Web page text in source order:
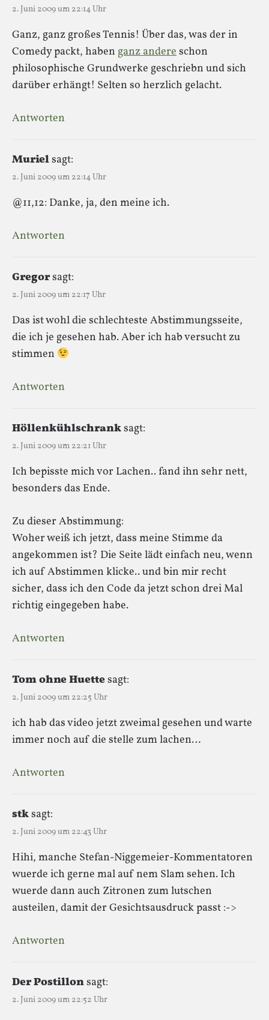
2. Juni 2009 um 22:14 Uhr
Ganz, ganz großes Tennis! Über das, was der in
Comedy packt, haben ganz andereschon
philosophische Grundwerke geschriebn und sich
darüber erhängt! Selten so herzlich gelacht.
Antworten
Murielsagt:
2. Juni 2009 um 22:14 Uhr
@11,12: Danke, ja, den meine ich.
Antworten
Gregorsagt:
2. Juni 2009 um 22:17 Uhr
Das ist wohl die schlechteste Abstimmungsseite,
die ich je gesehen hab. Aber ich hab versucht zu
stimmen
Antworten
Höllenkühlschranksagt:
2. Juni 2009 um 22:21 Uhr
Ich bepisste mich vor Lachen.. fand ihn sehr nett,
besonders das Ende.
Zu dieser Abstimmung:
Woher weiß ich jetzt, dass meine Stimme da
angekommen ist? Die Seite lädt einfach neu, wenn
ich auf Abstimmen klicke.. und bin mir recht
sicher, dass ich den Code da jetzt schon drei Mal
richtig eingegeben habe.
Antworten
Tom ohne Huettesagt:
2. Juni 2009 um 22:25 Uhr
ich hab das video jetzt zweimal gesehen und warte
immer noch auf die stelle zum lachen…
Antworten
stksagt:
2. Juni 2009 um 22:43 Uhr
Hihi, manche Stefan-Niggemeier-Kommentatoren
wuerde ich gerne mal auf nem Slam sehen. Ich
wuerde dann auch Zitronen zum lutschen
austeilen, damit der Gesichtsausdruck passt :->
Antworten
Der Postillonsagt:
2. Juni 2009 um 22:52 Uhr